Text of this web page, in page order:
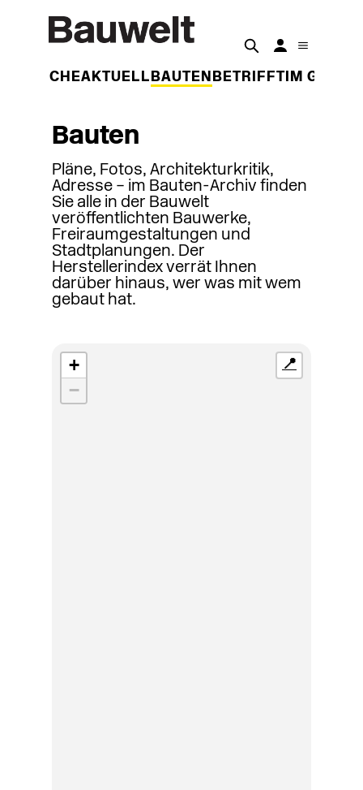
WOCHEAKTUELL BAUTEN BETRIFFT IM
Bauten
Pläne, Fotos, Architekturkritik,
Adresse – im Bauten-Archiv finden
Sie alle in der Bauwelt
veröffentlichten Bauwerke,
Freiraumgestaltungen und
Stadtplanungen. Der
Herstellerindex verrät Ihnen
darüber hinaus, wer was mit wem
gebaut hat.
+
−
📍